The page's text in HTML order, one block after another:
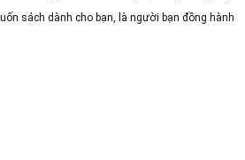
sách dành cho bạn, là người bạn đồng hành